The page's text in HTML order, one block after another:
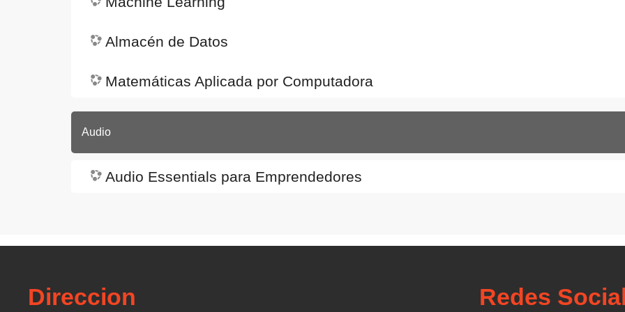
Almacén de Datos
Matemáticas Aplicada por Computadora
Audio
Audio Essentials para Emprendedores
Direccion Redes